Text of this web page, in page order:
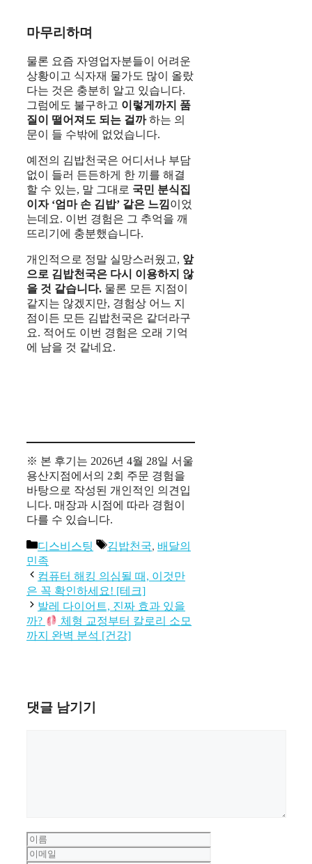
마무리하며
물론 요즘 자영업자분들이 어려운
상황이고 식자재 물가도 많이 올랐
다는 것은 충분히 알고 있습니다.
그럼에도 불구하고 이렇게까지 품
질이 떨어져도 되는 걸까하는 의
문이 들 수밖에 없었습니다.
예전의 김밥천국은 어디서나 부담
없이 들러 든든하게 한 끼를 해결
할 수 있는, 말 그대로 국민 분식집
이자 ‘엄마 손 김밥’ 같은 느낌이었
는데요. 이번 경험은 그 추억을 깨
뜨리기에 충분했습니다.
개인적으로 정말 실망스러웠고, 앞
으로 김밥천국은 다시 이용하지 않
을 것 같습니다. 물론 모든 지점이
같지는 않겠지만, 경험상 어느 지
점이든 모든 김밥천국은 같더라구
요. 적어도 이번 경험은 오래 기억
에 남을 것 같네요.
※ 본 후기는 2026년 4월 28일 서울
용산지점에서의 2회 주문 경험을
바탕으로 작성된 개인적인 의견입
니다. 매장과 시점에 따라 경험이
다를 수 있습니다.
카
테
고
리
디스비스팅
태
김밥천국, 배달의
민족
컴퓨터 해킹 의심될 때, 이것만
은 꼭 확인하세요! [테크]
발레 다이어트, 진짜 효과 있을
까?
체형 교정부터 칼로리 소모
까지 완벽 분석 [건강]
댓글 남기기
이
름
이